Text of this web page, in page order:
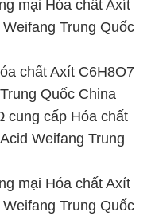
mại Hóa chất Axít
Trung Quốc
chất Axít C6H8O7
Quốc China
cung cấp Hóa chất
Weifang Trung
mại Hóa chất Axít
Trung Quốc